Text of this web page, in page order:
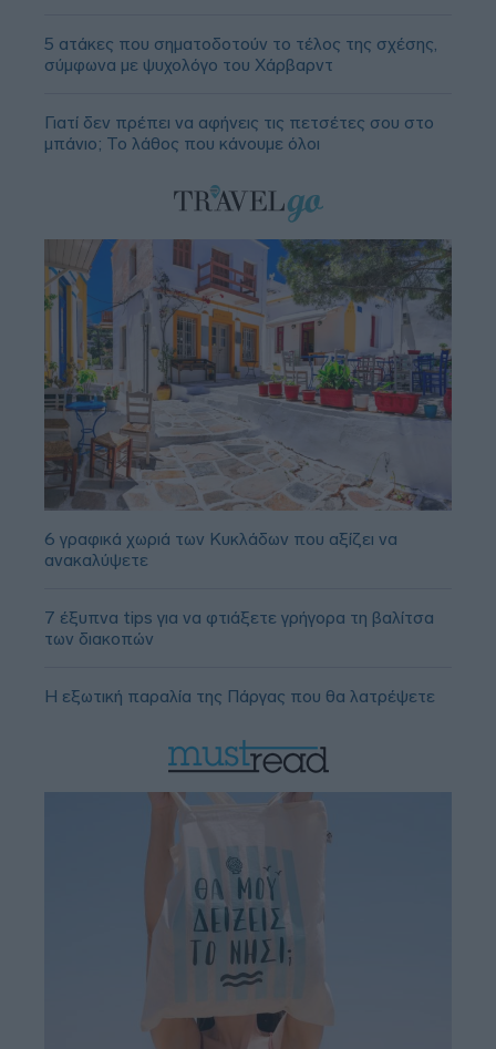
5 ατάκες που σηματοδοτούν το τέλος της σχέσης,
σύμφωνα με ψυχολόγο του Χάρβαρντ
Γιατί δεν πρέπει να αφήνεις τις πετσέτες σου στο
μπάνιο; Το λάθος που κάνουμε όλοι
6 γραφικά χωριά των Κυκλάδων που αξίζει να
ανακαλύψετε
7 έξυπνα tips για να φτιάξετε γρήγορα τη βαλίτσα
των διακοπών
Η εξωτική παραλία της Πάργας που θα λατρέψετε